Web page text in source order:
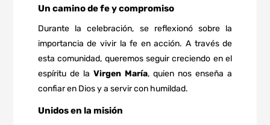
Un camino de fe y compromiso
Durante la celebración, se reflexionó sobre la
importancia de vivir la fe en acción. A través de
esta comunidad, queremos seguir creciendo en el
espíritu de la Virgen María, quien nos enseña a
confiar en Dios y a servir con humildad.
Unidos en la misión